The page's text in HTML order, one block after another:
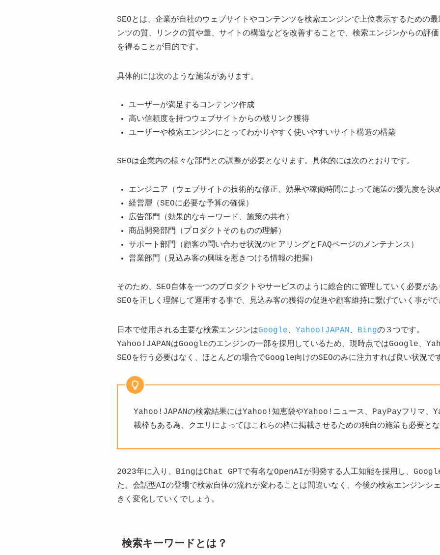
SEOとは、企業が自社のウェブサイトやコンテンツを検索エンジンで上位表示するための
ンツの質、リンクの質や量、サイトの構造などを改善することで、検索エンジンからの評
を得ることが目的です。
具体的には次のような施策があります。
ユーザーが満足するコンテンツ作成
高い信頼度を持つウェブサイトからの被リンク獲得
ユーザーや検索エンジンにとってわかりやすく使いやすいサイト構造の構築
SEOは企業内の様々な部門との調整が必要となります。具体的には次のとおりです。
エンジニア（ウェブサイトの技術的な修正、効果や稼働時間によって施策の優先度を決
経営層（SEOに必要な予算の確保）
広告部門（効果的なキーワード、施策の共有）
商品開発部門（プロダクトそのものの理解）
サポート部門（顧客の問い合わせ状況のヒアリングとFAQページのメンテナンス）
営業部門（見込み客の興味を惹きつける情報の把握）
そのため、SEO自体を一つのプロダクトやサービスのように総合的に管理していく必要が
SEOを正しく理解して運用する事で、見込み客の獲得の促進や顧客維持に繋げていく事が
日本で使用される主要な検索エンジンはGoogle、 Yahoo!JAPAN、 Bingの３つです。
Yahoo!JAPANはGoogleのエンジンの一部を採用しているため、現時点ではGoogle、
SEOを行う必要はなく、ほとんどの場合でGoogle向けのSEOのみに注力すれば良い状況で
Yahoo!JAPANの検索結果にはYahoo!知恵袋やYahoo!ニュース、PayPayフリマ、
載枠もある為、クエリによってはこれらの枠に掲載させるための独自の施策も必要と
2023年に入り、BingはChat GPTで有名なOpenAIが開発する人工知能を採用し、
た。会話型AIの登場で検索自体の流れが変わることは間違いなく、今後の検索エンジンシ
きく変化していくでしょう。
検索キーワードとは？